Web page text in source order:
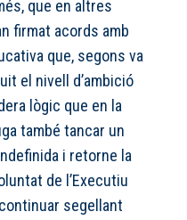
que en altres
firmat acords amb
que, segons va
el nivell d’ambició
lògic que en la
també tancar un
i retorne la
de l’Executiu
segellant